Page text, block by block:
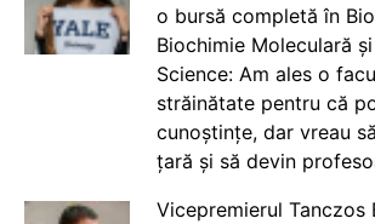
o bursă completă în
Biochimie Moleculară
Science: Am ales o
străinătate pentru că
cunoștințe, dar vreau
țară și să devin
Vicepremierul Tanczos